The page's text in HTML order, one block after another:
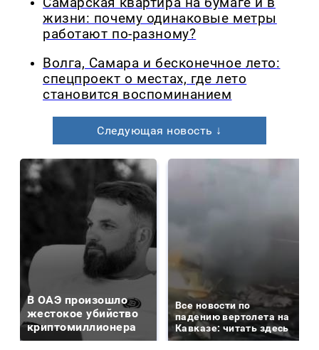
жизни: почему одинаковые метры
работают по-разному?
Волга, Самара и бесконечное лето:
спецпроект о местах, где лето
становится воспоминанием
Следующая новость ↓
В ОАЭ произошло
жестокое убийство
криптомиллионера
Все новости по
падению вертолета на
Кавказе: читать здесь